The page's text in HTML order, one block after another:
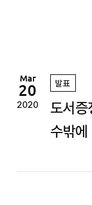
Mar
20
2020
발표
도서
수밖